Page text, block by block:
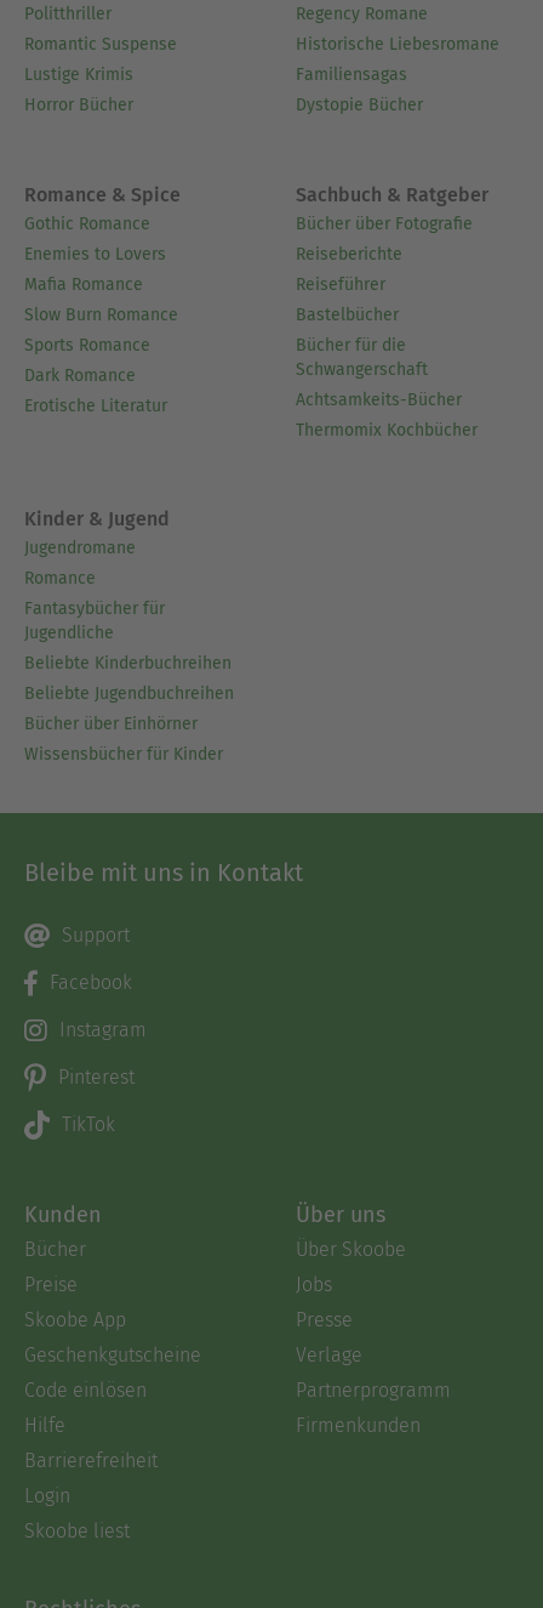
Politthriller
Romantic Suspense
Lustige Krimis
Horror Bücher
Regency Romane
Historische Liebesromane
Familiensagas
Dystopie Bücher
Romance & Spice
Gothic Romance
Enemies to Lovers
Mafia Romance
Slow Burn Romance
Sports Romance
Dark Romance
Erotische Literatur
Sachbuch & Ratgeber
Bücher über Fotografie
Reiseberichte
Reiseführer
Bastelbücher
Bücher für die
Schwangerschaft
Achtsamkeits-Bücher
Thermomix Kochbücher
Kinder & Jugend
Jugendromane
Romance
Fantasybücher für
Jugendliche
Beliebte Kinderbuchreihen
Beliebte Jugendbuchreihen
Bücher über Einhörner
Wissensbücher für Kinder
Bleibe mit uns in Kontakt
Support
Facebook
Instagram
Pinterest
TikTok
Kunden
Bücher
Preise
Skoobe App
Geschenkgutscheine
Code einlösen
Hilfe
Barrierefreiheit
Login
Skoobe liest
Über uns
Über Skoobe
Jobs
Presse
Verlage
Partnerprogramm
Firmenkunden